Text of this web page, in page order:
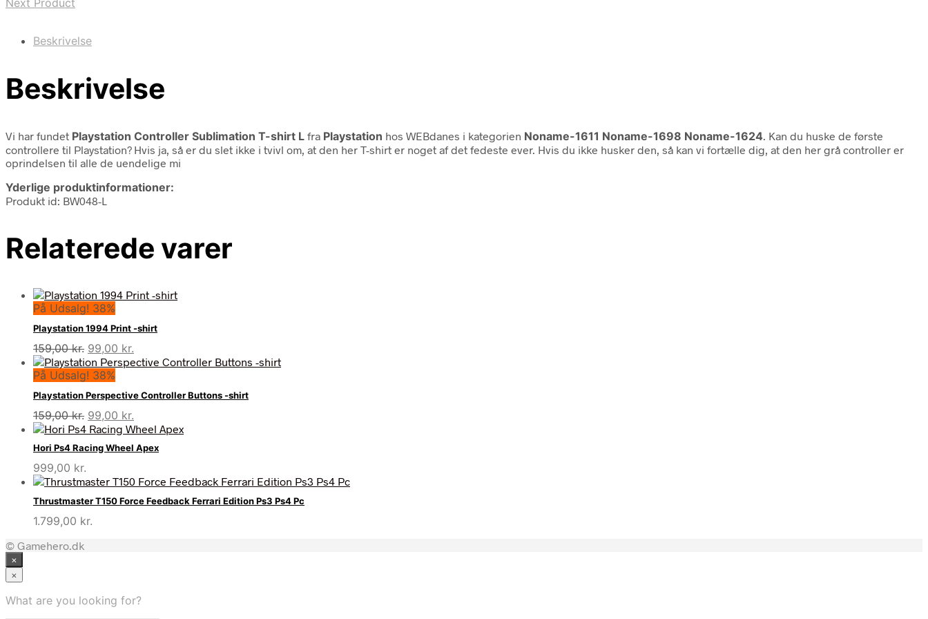
Beskrivelse
Beskrivelse
Vi har fundet Playstation Controller Sublimation T-shirt L fra Playstation hos WEBdanes i kategorien Noname-1611 Noname-1698 Noname-1624 . Kan du huske de første
controllere til Playstation? Hvis ja, så er du slet ikke i tvivl om, at den her T-shirt er noget af det fedeste ever. Hvis du ikke husker den, så kan vi fortælle dig, at den her grå controller er
oprindelsen til alle de uendelige mi
Yderlige produktinformationer:
Produkt id: BW048-L
Relaterede varer
På Udsalg! 38%
Playstation 1994 Print -shirt
159,00kr. Den
oprindelige
pris
var:
159,00 kr..
99,00 kr.
aktuelle
er:
99,00 kr..
På Udsalg! 38%
Playstation Perspective Controller Buttons -shirt
159,00kr. Den
oprindelige
pris
var:
99,00 kr.
aktuelle
pris
er:
Hori Ps4 Racing Wheel Apex
999,00 kr.
Thrustmaster T150 Force Feedback Ferrari Edition Ps3 Ps4 Pc
1.799,00 kr.
© Gamehero.dk
×
×
What are you looking for?